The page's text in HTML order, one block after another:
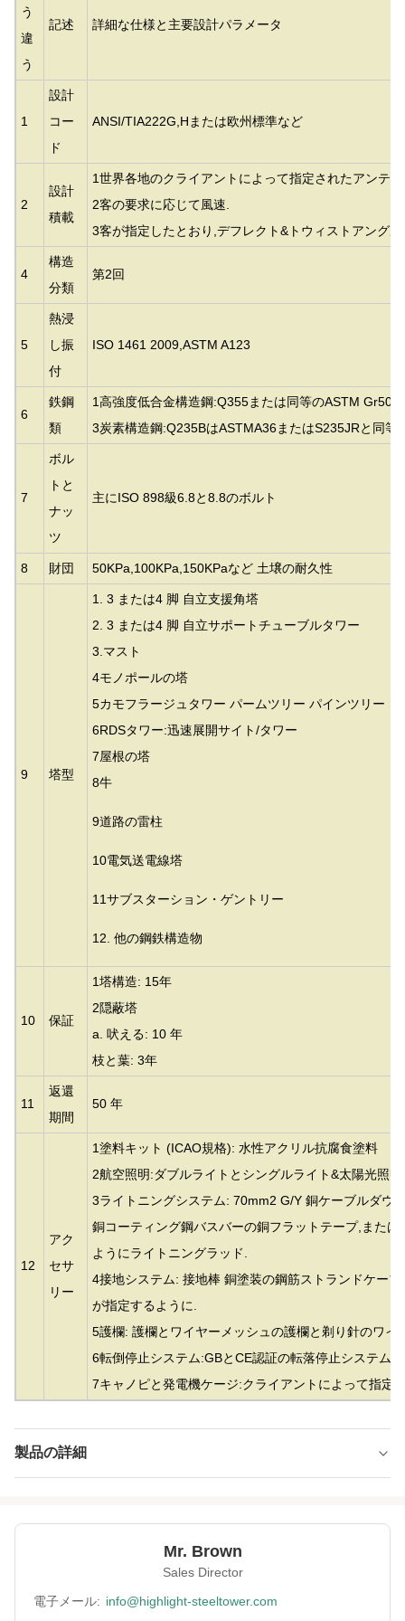
う
違
う
記述 詳細な仕様と主要設計パラメータ
1
設計
コー
ド
ANSI/TIA222G,Hまたは欧州標準など
2
設計
積載
1世界各地のクライアントによって指定されたアンテ
2客の要求に応じて風速.
3客が指定したとおり,デフレクト&トウィストアング
4
構造
分類
第2回
5
熱浸
し振
付
ISO 1461 2009,ASTM A123
6
鉄鋼
類
1高強度低合金構造鋼:Q355または同等のASTM Gr50
3炭素構造鋼:Q235BはASTMA36またはS235JRと同等
7
ボル
トと
ナッ
ツ
主にISO 898級6.8と8.8のボルト
8 財団 50KPa,100KPa,150KPaなど 土壌の耐久性
9 塔型
1. 3 または4 脚 自立支援角塔
2. 3 または4 脚 自立サポートチューブルタワー
3.マスト
4モノポールの塔
5カモフラージュタワー パームツリー パインツリー コ
6RDSタワー:迅速展開サイト/タワー
7屋根の塔
8牛
9道路の雷柱
10電気送電線塔
11サブスターション・ゲントリー
12. 他の鋼鉄構造物
10 保証
1塔構造: 15年
2隠蔽塔
a. 吠える: 10 年
枝と葉: 3年
11
返還
期間
50 年
12
アク
セサ
リー
1塗料キット (ICAO規格): 水性アクリル抗腐食塗料
2航空照明:ダブルライトとシングルライト&太陽光照明
3ライトニングシステム: 70mm2 G/Y 銅ケーブルダウ
銅コーティング鋼バスバーの銅フラットテープ,また
ようにライトニングラッド.
4接地システム: 接地棒 銅塗装の鋼筋ストランドケー
が指定するように.
5護欄: 護欄とワイヤーメッシュの護欄と剃り針のワイ
6転倒停止システム:GBとCE認証の転落停止システム.
7キャノピと発電機ケージ:クライアントによって指定
製品の詳細
Height: 10m～500m
単一モノポール
Certification: SGS, CE, ISO
Mr. Brown
Sales Director
電子メール: info@highlight-steeltower.com